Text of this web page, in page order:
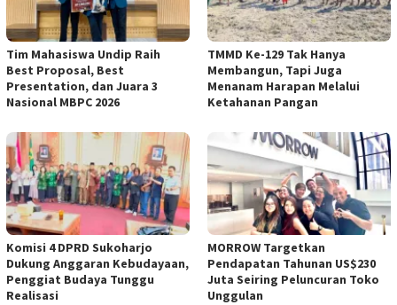
Tim Mahasiswa Undip Raih
Best Proposal, Best
Presentation, dan Juara 3
Nasional MBPC 2026
TMMD Ke-129 Tak Hanya
Membangun, Tapi Juga
Menanam Harapan Melalui
Ketahanan Pangan
Komisi 4 DPRD Sukoharjo
Dukung Anggaran Kebudayaan,
Penggiat Budaya Tunggu
Realisasi
MORROW Targetkan
Pendapatan Tahunan US$230
Juta Seiring Peluncuran Toko
Unggulan